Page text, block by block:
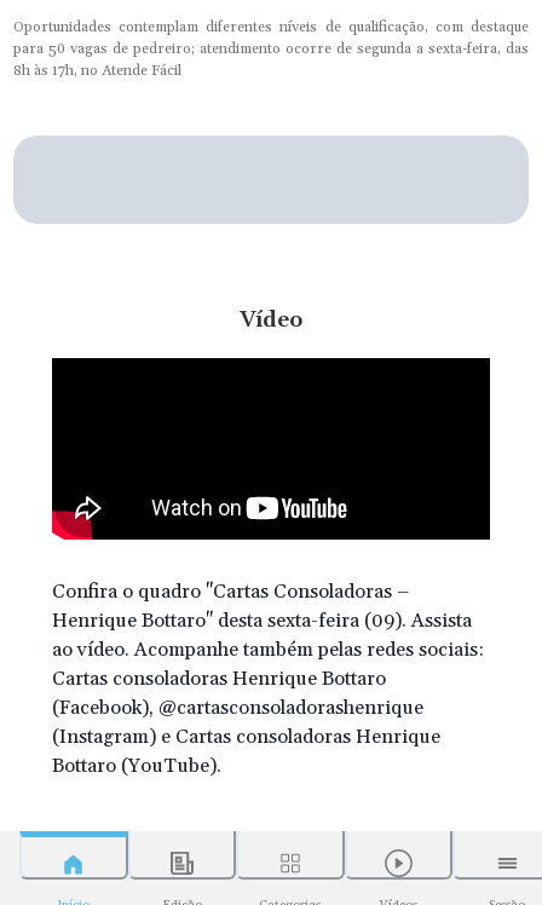
Oportunidades contemplam diferentes níveis de qualificação, com destaque
para 50 vagas de pedreiro; atendimento ocorre de segunda a sexta-feira, das
8h às 17h, no Atende Fácil
Vídeo
Confira o quadro "Cartas Consoladoras –
Henrique Bottaro" desta sexta-feira (09). Assista
ao vídeo. Acompanhe também pelas redes sociais:
Cartas consoladoras Henrique Bottaro
(Facebook), @cartasconsoladorashenrique
(Instagram) e Cartas consoladoras Henrique
Bottaro (YouTube).